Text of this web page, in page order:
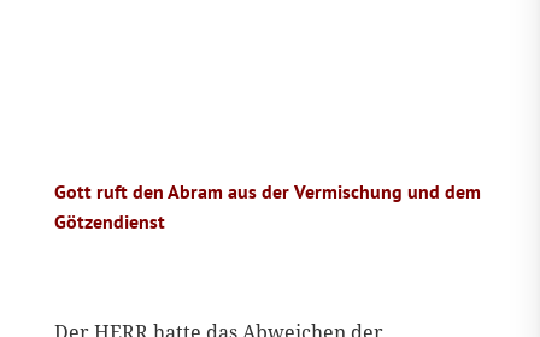
Gott ruft den Abram aus der Vermischung und dem
Götzendienst
Der HERR hatte das Abweichen der